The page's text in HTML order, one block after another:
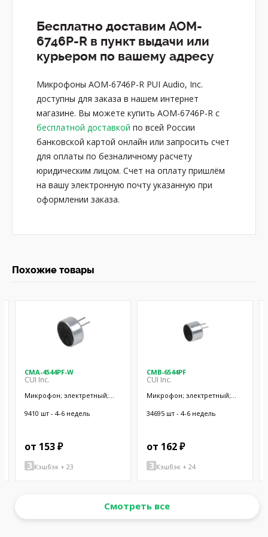
Бесплатно доставим AOM-
6746P-R в пункт выдачи или
курьером по вашему адресу
Микрофоны AOM-6746P-R PUI Audio, Inc.
доступны для заказа в нашем интернет
магазине. Вы можете купить AOM-6746P-R с
бесплатной доставкой по всей России
банковской картой онлайн или запросить счет
для оплаты по безналичному расчету
юридическим лицом. Счет на оплату пришлём
на вашу электронную почту указанную при
оформлении заказа.
Похожие товары
CMA-4544PF-W
CUI Inc.
Микрофон; электретный;
Ø9,7x4,5мм; SMT
9410 шт - 4-6 недель
от 153 ₽
Кэшбэк + 23
CMB-6544PF
CUI Inc.
Микрофон; электретный;
Ø9,4x6,5мм; 500мкА
34695 шт - 4-6 недель
от 162 ₽
Кэшбэк + 24
Смотреть все